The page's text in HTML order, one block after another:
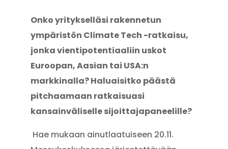
Onko yritykselläsi rakennetun
ympäristön Climate Tech -ratkaisu,
jonka vientipotentiaaliin uskot
Euroopan, Aasian tai USA:n
markkinalla? Haluaisitko päästä
pitchaamaan ratkaisuasi
kansainväliselle sijoittajapaneelille?
Hae mukaan ainutlaatuiseen 20.11.